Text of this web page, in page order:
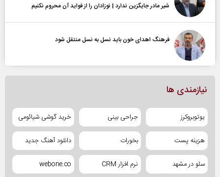
شیر مادر جایگزین ندارد | نوزادان را از فواید آن محروم نکنیم
فرهنگ اهدای خون باید نسل به نسل منتقل شود
نیازمندی ها
یوتوبروکرز جراحی بینی خرید گوشی شیائومی
هزینه پست بخورات دانلود آهنگ جدید
سئو در مشهد نرم افزار CRM webone.co